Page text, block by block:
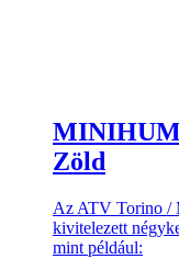
Zöld
Az ATV Torino /
kivitelezett
mint például: